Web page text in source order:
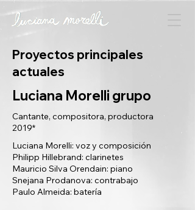
Proyectos principales
actuales
Luciana Morelli grupo
Cantante, compositora, productora
2019*
Luciana Morelli: voz y composición
Philipp Hillebrand: clarinetes
Mauricio Silva Orendain: piano
Snejana Prodanova: contrabajo
Paulo Almeida: batería